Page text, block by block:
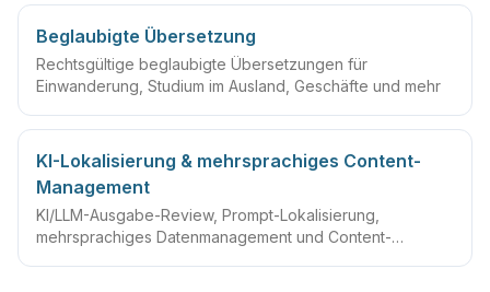
Beglaubigte Übersetzung
Rechtsgültige beglaubigte Übersetzungen für
Einwanderung, Studium im Ausland, Geschäfte und mehr
KI-Lokalisierung & mehrsprachiges Content-
Management
KI/LLM-Ausgabe-Review, Prompt-Lokalisierung,
mehrsprachiges Datenmanagement und Content-